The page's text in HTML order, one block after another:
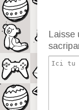
Laisse